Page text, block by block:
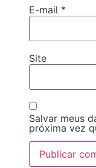
E-mail *
Site
Salvar meus
próxima vez